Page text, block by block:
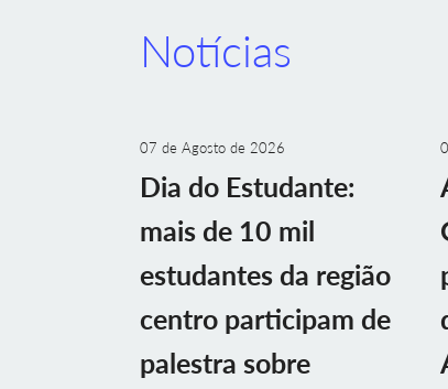
Notícias
07 de Agosto de 2026
Dia do Estudante:
mais de 10 mil
estudantes da região
centro participam de
palestra sobre